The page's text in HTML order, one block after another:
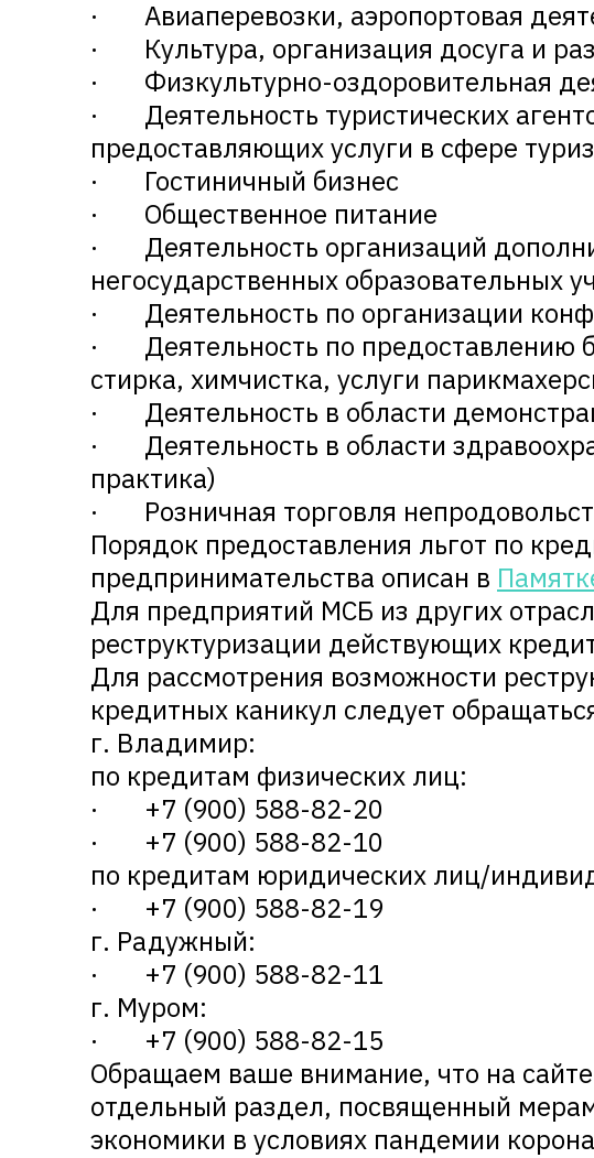
· Авиаперевозки, аэропортовая
· Культура, организация досуга и
· Физкультурно-оздоровительная
· Деятельность туристических
предоставляющих услуги в сфере
· Гостиничный бизнес
· Общественное питание
· Деятельность организаций
негосударственных образовательных
· Деятельность по организации
· Деятельность по предоставлению
стирка, химчистка, услуги
· Деятельность в области
· Деятельность в области
практика)
· Розничная торговля
Порядок предоставления льгот по
предпринимательства описан в
Для предприятий МСБ из других
реструктуризации действующих
Для рассмотрения возможности
кредитных каникул следует
г. Владимир:
по кредитам физических лиц:
· +7 (900) 588-82-20
· +7 (900) 588-82-10
по кредитам юридических лиц/
· +7 (900) 588-82-19
г. Радужный:
· +7 (900) 588-82-11
г. Муром:
· +7 (900) 588-82-15
Обращаем ваше внимание, что на
отдельный раздел, посвященный
экономики в условиях пандемии